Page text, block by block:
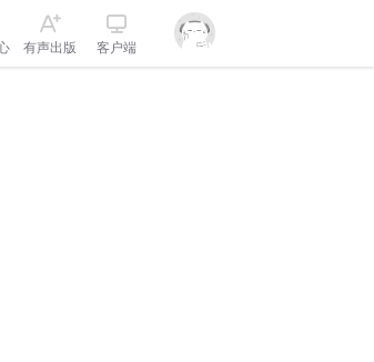
有声出版 客户端